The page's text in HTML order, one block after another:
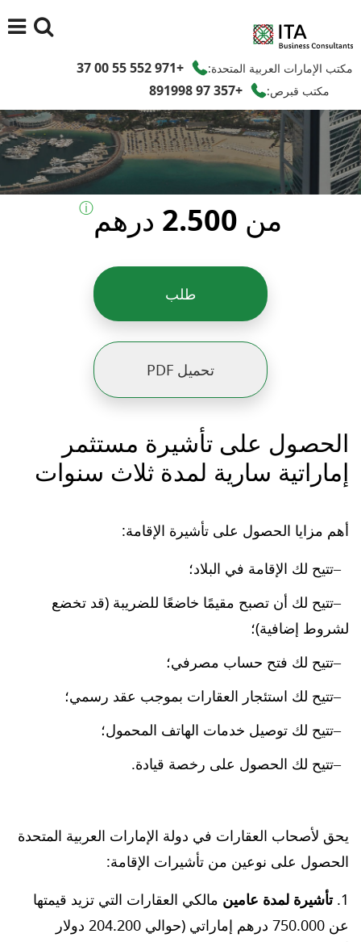
مكتب الإمارات العربية المتحدة: +971 552 55 00 37
مكتب قبرص: +357 97 891998
من 2.500 درهم ⓘ
طلب
تحميل PDF
الحصول على تأشيرة مستثمر
إماراتية سارية لمدة ثلاث سنوات
أهم مزايا الحصول على تأشيرة الإقامة:
تتيح لك الإقامة في البلاد؛
تتيح لك أن تصبح مقيمًا خاضعًا للضريبة (قد تخضع
لشروط إضافية)؛
تتيح لك فتح حساب مصرفي؛
تتيح لك استئجار العقارات بموجب عقد رسمي؛
تتيح لك توصيل خدمات الهاتف المحمول؛
تتيح لك الحصول على رخصة قيادة.
يحق لأصحاب العقارات في دولة الإمارات العربية المتحدة
الحصول على نوعين من تأشيرات الإقامة:
تأشيرة لمدة عامين مالكي العقارات التي تزيد قيمتها
عن 750.000 درهم إماراتي (حوالي 204.200 دولار